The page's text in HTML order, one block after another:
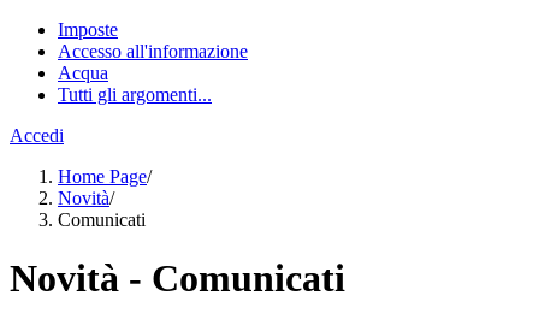
Imposte
Accesso all'informazione
Acqua
Tutti gli argomenti...
Accedi
Home Page/
Novità/
Comunicati
Novità - Comunicati